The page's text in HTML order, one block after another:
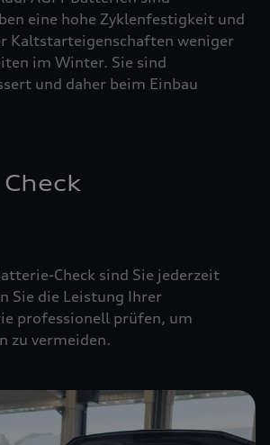
eine hohe Zyklenfestigkeit und
Kaltstarteigenschaften weniger
im Winter. Sie sind
und daher beim Einbau
Check sind Sie jederzeit
Sie die Leistung Ihrer
professionell prüfen, um
zu vermeiden.